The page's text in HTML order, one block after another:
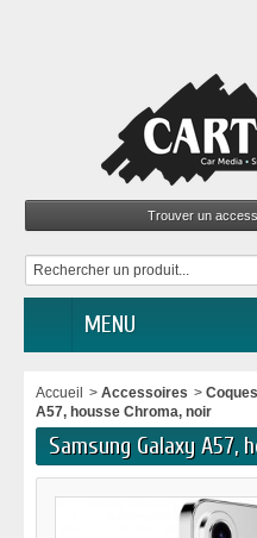
MENU
Accueil > Accessoires >
A57, housse Chroma, noir
Samsung Galaxy A57,